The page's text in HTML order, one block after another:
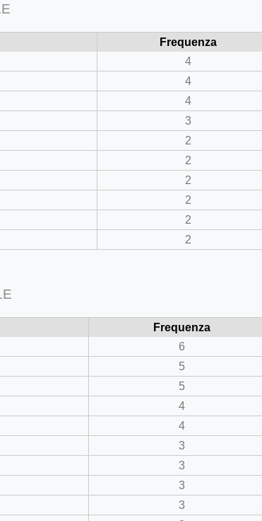
Frequenza
4
4
4
3
2
2
2
2
2
2
Frequenza
6
5
5
4
4
3
3
3
3